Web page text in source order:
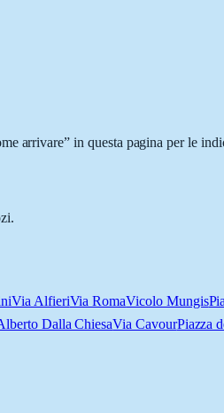
in questa pagina per le
Via AlfieriVia RomaVicolo Mungis
Dalla ChiesaVia CavourPiazza